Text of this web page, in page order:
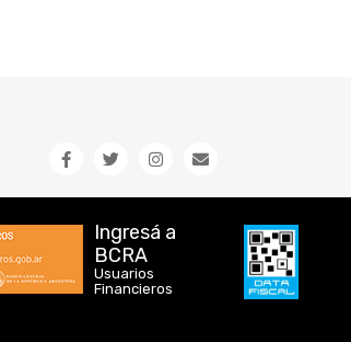
Ingresá a
BCRA
Usuarios
Financieros